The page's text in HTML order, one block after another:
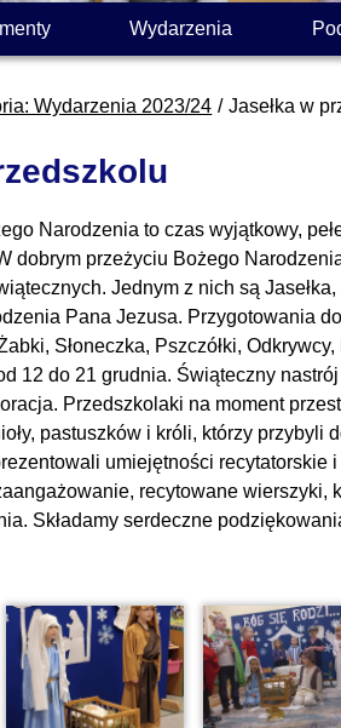
Wydarzenia
Wydarzenia 2023/24 Jasełka w
Narodzenia to czas wyjątkowy,
dobrym przeżyciu Bożego
Jednym z nich są
Pana Jezusa. Przygotowania
Słoneczka, Pszczółki,
12 do 21 grudnia. Świąteczny
Przedszkolaki na moment
pastuszków i króli, którzy przybyli
umiejętności recytatorskie
recytowane wierszyki,
Składamy serdeczne